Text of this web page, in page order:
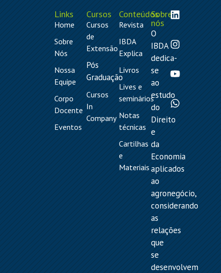
Links
Home
Sobre
Nós
Nossa
Equipe
Corpo
Docente
Eventos
Cursos
Cursos
de
Extensão
Pós
Graduação
Cursos
In
Company
Conteúdos
Revista
IBDA
Explica
Livros
Lives e
seminários
Notas
técnicas
Cartilhas
e
Materiais
Sobre
nós
O
IBDA
dedica-
se
ao
estudo
do
Direito
e
da
Economia
aplicados
ao
agronegócio,
considerando
as
relações
que
se
desenvolvem